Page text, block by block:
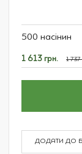
product
500 насінин
Спеціальна
ціна
1 613 грн. 1 737
ДОДАТИ ДО